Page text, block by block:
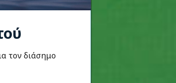
τον διάσημο